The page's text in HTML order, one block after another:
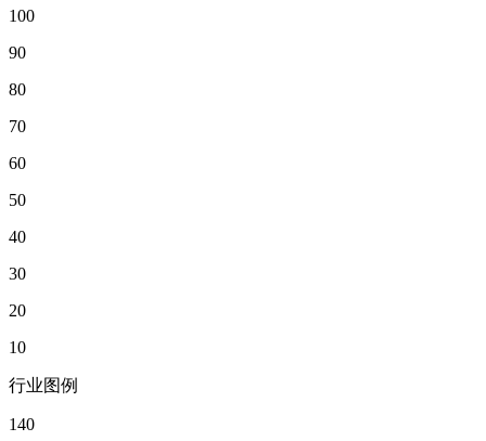
100
90
80
70
60
50
40
30
20
10
行业图例
140